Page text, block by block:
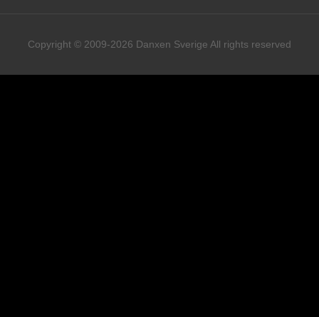
Copyright © 2009-2026 Danxen Sverige All rights reserved